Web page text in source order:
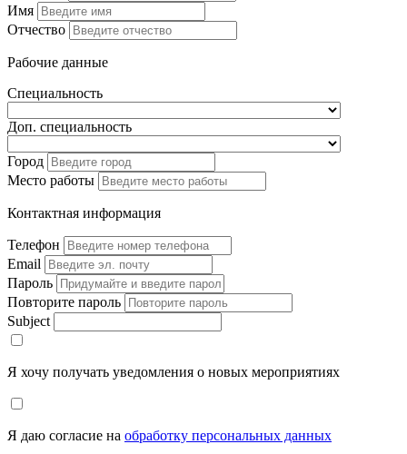
Имя
Отчество
Рабочие данные
Специальность
Доп. специальность
Город
Место работы
Контактная информация
Телефон
Email
Пароль
Повторите пароль
Subject
Я хочу получать уведомления о новых мероприятиях
Я даю согласие на обработку персональных данных